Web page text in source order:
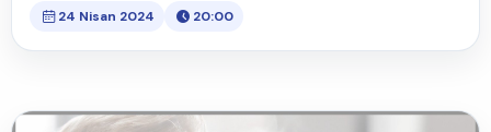
24 Nisan 2024 20:00